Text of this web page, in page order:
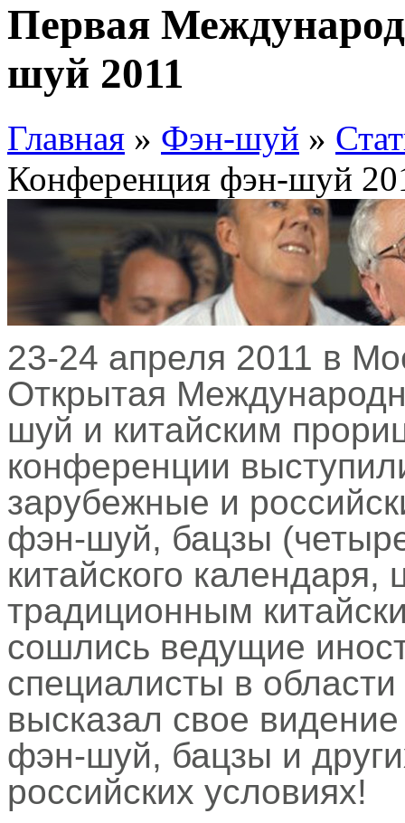
Первая
шуй 2011
Главная » Фэн-шуй »
Конференция фэн-шуй
23-24 апреля 2011 в
Открытая
шуй и китайским
конференции
зарубежные и
фэн-шуй, бацзы
китайского
традиционным
сошлись ведущие
специалисты в
высказал свое
фэн-шуй, бацзы и
российских условиях!